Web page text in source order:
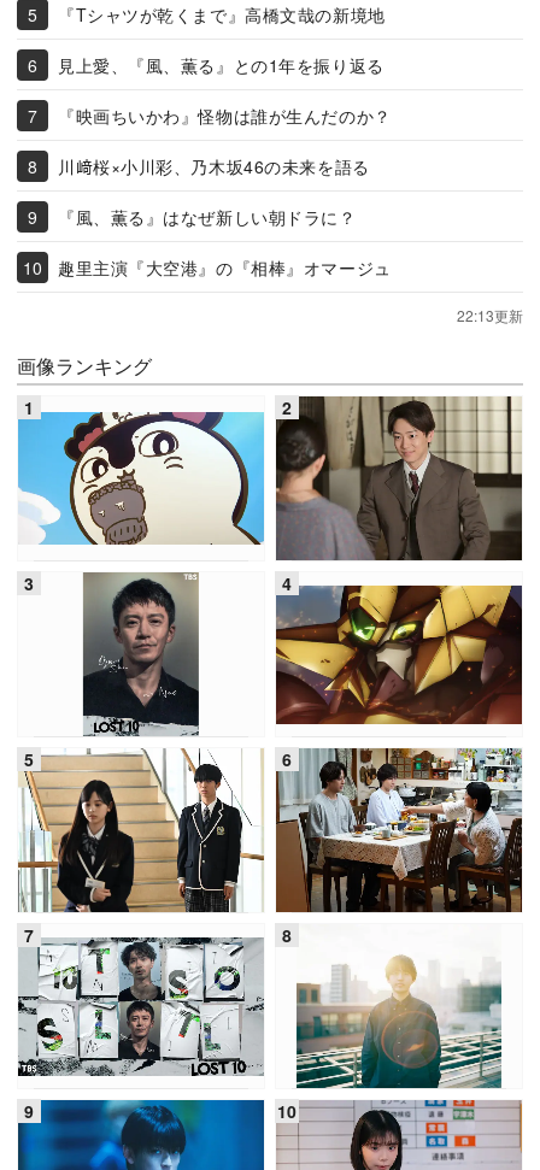
『Tシャツが乾くまで』高橋文哉の新境地
見上愛、『風、薫る』との1年を振り返る
『映画ちいかわ』怪物は誰が生んだのか？
川﨑桜×小川彩、乃木坂46の未来を語る
『風、薫る』はなぜ新しい朝ドラに？
趣里主演『大空港』の『相棒』オマージュ
22:13更新
画像ランキング